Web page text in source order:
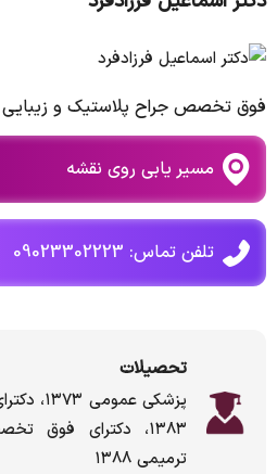
فوق تخصص جراح پلاستیک و زیبایی
مسیر یابی روی نقشه
تلفن تماس: 09023302223
تحصیلات
پزشکی
۱۳۸۳، دکترای فوق
ترمیمی ۱۳۸۸